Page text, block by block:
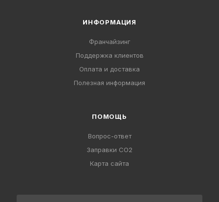
ИНФОРМАЦИЯ
Франчайзинг
Поддержка клиентов
Оплата и доставка
Полезная информация
ПОМОЩЬ
Вопрос-ответ
Заправки CO2
Карта сайта